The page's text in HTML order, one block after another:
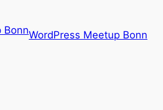
WordPress Meetup Bonn